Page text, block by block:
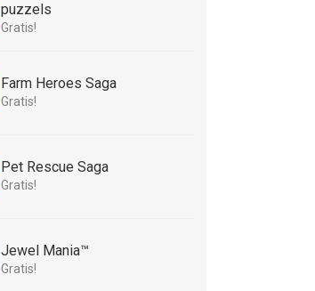
puzzels
Gratis!
Farm Heroes Saga
Gratis!
Pet Rescue Saga
Gratis!
Jewel Mania™
Gratis!